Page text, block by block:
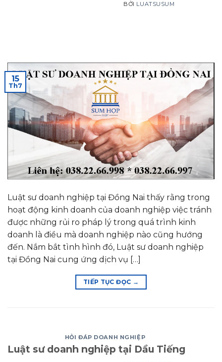
BỞI LUATSUSUM
15
Th7
Luật sư doanh nghiệp tại Đồng Nai thấy rằng trong
hoạt động kinh doanh của doanh nghiệp việc tránh
được những rủi ro pháp lý trong quá trình kinh
doanh là điều mà doanh nghiệp nào cũng hướng
đến. Nắm bắt tình hình đó, Luật sư doanh nghiệp
tại Đồng Nai cung ứng dịch vụ […]
TIẾP TỤC ĐỌC →
HỎI ĐÁP DOANH NGHIỆP
Luật sư doanh nghiệp tại Dầu Tiếng